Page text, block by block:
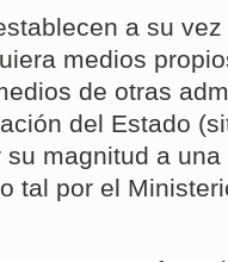
a su
medios
de otras
del Estado
magnitud a
tal por el